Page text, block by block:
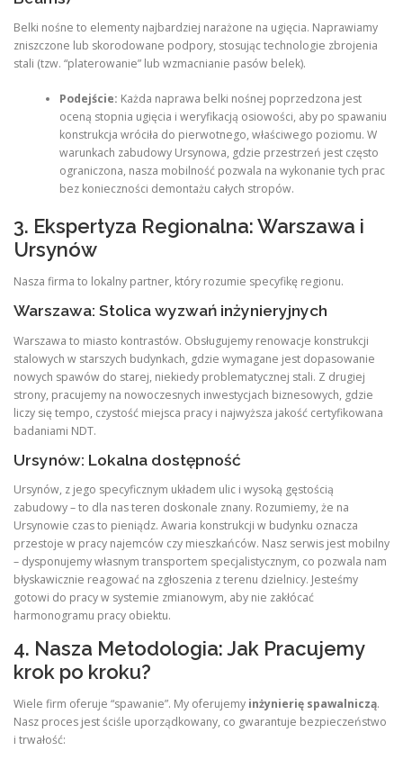
Belki nośne to elementy najbardziej narażone na ugięcia. Naprawiamy
zniszczone lub skorodowane podpory, stosując technologie zbrojenia
stali (tzw. “platerowanie” lub wzmacnianie pasów belek).
Podejście: Każda naprawa belki nośnej poprzedzona jest
oceną stopnia ugięcia i weryfikacją osiowości, aby po spawaniu
konstrukcja wróciła do pierwotnego, właściwego poziomu. W
warunkach zabudowy Ursynowa, gdzie przestrzeń jest często
ograniczona, nasza mobilność pozwala na wykonanie tych prac
bez konieczności demontażu całych stropów.
3. Ekspertyza Regionalna: Warszawa i
Ursynów
Nasza firma to lokalny partner, który rozumie specyfikę regionu.
Warszawa: Stolica wyzwań inżynieryjnych
Warszawa to miasto kontrastów. Obsługujemy renowacje konstrukcji
stalowych w starszych budynkach, gdzie wymagane jest dopasowanie
nowych spawów do starej, niekiedy problematycznej stali. Z drugiej
strony, pracujemy na nowoczesnych inwestycjach biznesowych, gdzie
liczy się tempo, czystość miejsca pracy i najwyższa jakość certyfikowana
badaniami NDT.
Ursynów: Lokalna dostępność
Ursynów, z jego specyficznym układem ulic i wysoką gęstością
zabudowy – to dla nas teren doskonale znany. Rozumiemy, że na
Ursynowie czas to pieniądz. Awaria konstrukcji w budynku oznacza
przestoje w pracy najemców czy mieszkańców. Nasz serwis jest mobilny
– dysponujemy własnym transportem specjalistycznym, co pozwala nam
błyskawicznie reagować na zgłoszenia z terenu dzielnicy. Jesteśmy
gotowi do pracy w systemie zmianowym, aby nie zakłócać
harmonogramu pracy obiektu.
4. Nasza Metodologia: Jak Pracujemy
krok po kroku?
Wiele firm oferuje “spawanie”. My oferujemy inżynierię spawalniczą.
Nasz proces jest ściśle uporządkowany, co gwarantuje bezpieczeństwo
i trwałość: